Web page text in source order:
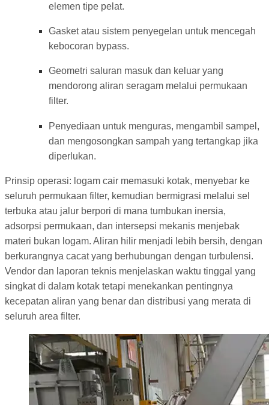
elemen tipe pelat.
Gasket atau sistem penyegelan untuk mencegah
kebocoran bypass.
Geometri saluran masuk dan keluar yang
mendorong aliran seragam melalui permukaan
filter.
Penyediaan untuk menguras, mengambil sampel,
dan mengosongkan sampah yang tertangkap jika
diperlukan.
Prinsip operasi: logam cair memasuki kotak, menyebar ke
seluruh permukaan filter, kemudian bermigrasi melalui sel
terbuka atau jalur berpori di mana tumbukan inersia,
adsorpsi permukaan, dan intersepsi mekanis menjebak
materi bukan logam. Aliran hilir menjadi lebih bersih, dengan
berkurangnya cacat yang berhubungan dengan turbulensi.
Vendor dan laporan teknis menjelaskan waktu tinggal yang
singkat di dalam kotak tetapi menekankan pentingnya
kecepatan aliran yang benar dan distribusi yang merata di
seluruh area filter.